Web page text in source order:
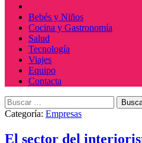
Menú
principalBebés y Niños
Cocina y Gastronomía
Salud
Tecnología
Viajes
Equipo
Contacta
Buscar:
Categoría: Empresas
El sector del